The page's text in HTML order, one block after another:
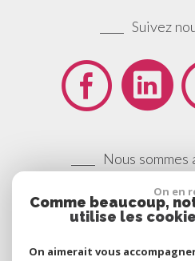
Nous sommes
On en
Comme beaucoup,
utilise les
On aimerait vous